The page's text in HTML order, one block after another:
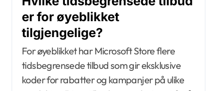
er for øyeblikket
tilgjengelige?
For øyeblikket har Microsoft Store flere
tidsbegrensede tilbud som gir eksklusive
koder for rabatter og kampanjer på ulike